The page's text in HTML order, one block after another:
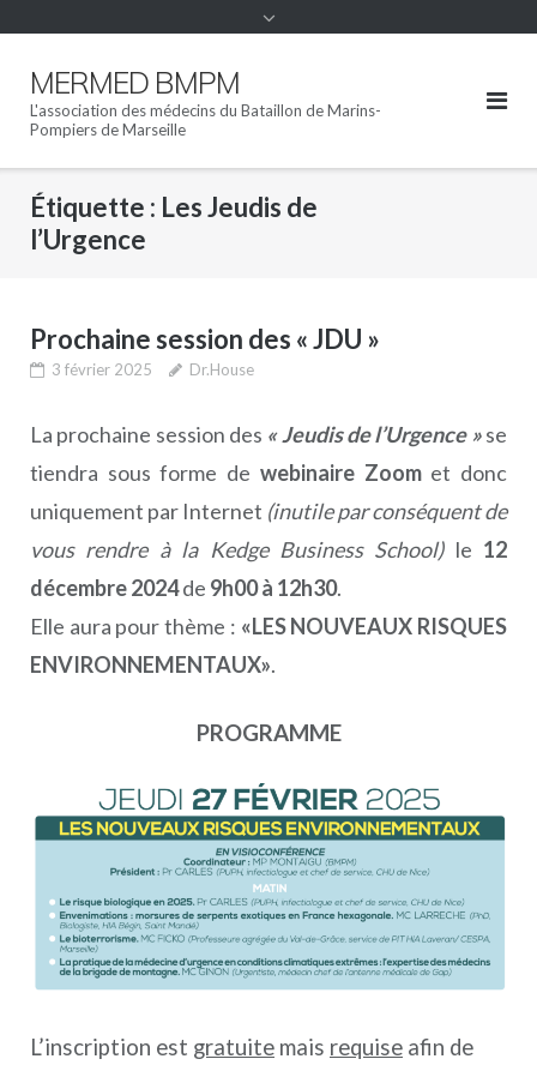
MERMED BMPM
L'association des médecins du Bataillon de Marins-
Pompiers de Marseille
Étiquette : Les Jeudis de
l’Urgence
Prochaine session des « JDU »
3 février 2025 Dr.House
La prochaine session des « Jeudis de l’Urgence »se
tiendra sous forme de webinaire Zoomet donc
uniquement par Internet (inutile par conséquent de
vous rendre à la Kedge Business School)le 12
décembre 2024de 9h00 à 12h30.
Elle aura pour thème : «LES NOUVEAUX RISQUES
ENVIRONNEMENTAUX».
PROGRAMME
L’inscription est gratuitemais requiseafin de